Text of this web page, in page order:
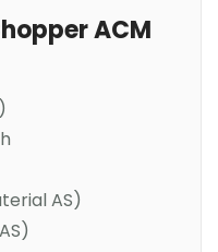
ACM
AS)